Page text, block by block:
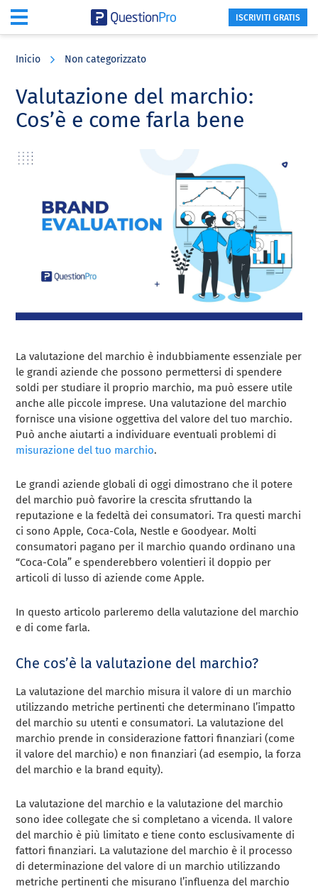
content
sidebar
ISCRIVITI GRATIS
Inicio Non categorizzato
Valutazione del marchio:
Cos’è e come farla bene
La valutazione del marchio è indubbiamente essenziale per
le grandi aziende che possono permettersi di spendere
soldi per studiare il proprio marchio, ma può essere utile
anche alle piccole imprese. Una valutazione del marchio
fornisce una visione oggettiva del valore del tuo marchio.
Può anche aiutarti a individuare eventuali problemi di
misurazione del tuo marchio.
Le grandi aziende globali di oggi dimostrano che il potere
del marchio può favorire la crescita sfruttando la
reputazione e la fedeltà dei consumatori. Tra questi marchi
ci sono Apple, Coca-Cola, Nestle e Goodyear. Molti
consumatori pagano per il marchio quando ordinano una
“Coca-Cola” e spenderebbero volentieri il doppio per
articoli di lusso di aziende come Apple.
In questo articolo parleremo della valutazione del marchio
e di come farla.
Che cos’è la valutazione del marchio?
La valutazione del marchio misura il valore di un marchio
utilizzando metriche pertinenti che determinano l’impatto
del marchio su utenti e consumatori. La valutazione del
marchio prende in considerazione fattori finanziari (come
il valore del marchio) e non finanziari (ad esempio, la forza
del marchio e la brand equity).
La valutazione del marchio e la valutazione del marchio
sono idee collegate che si completano a vicenda. Il valore
del marchio è più limitato e tiene conto esclusivamente di
fattori finanziari. La valutazione del marchio è il processo
di determinazione del valore di un marchio utilizzando
metriche pertinenti che misurano l’influenza del marchio